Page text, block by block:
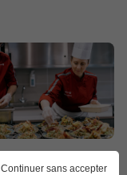
Continuer sans accepter